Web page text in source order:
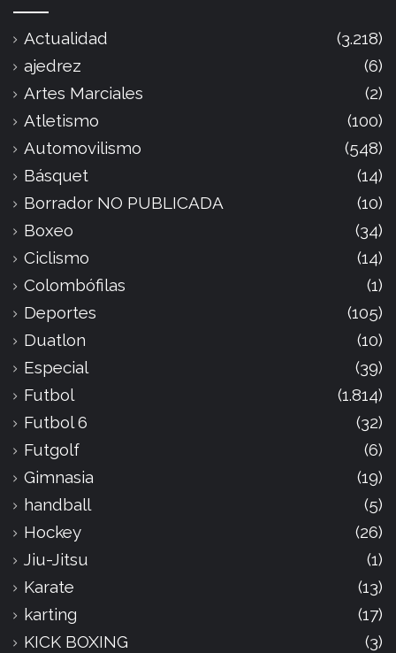
Actualidad
(3.218)
ajedrez
(6)
Artes Marciales
(2)
Atletismo
(100)
Automovilismo
(548)
Básquet
(14)
Borrador NO PUBLICADA
(10)
Boxeo
(34)
Ciclismo
(14)
Colombófilas
(1)
Deportes
(105)
Duatlon
(10)
Especial
(39)
Futbol
(1.814)
Futbol 6
(32)
Futgolf
(6)
Gimnasia
(19)
handball
(5)
Hockey
(26)
Jiu-Jitsu
(1)
Karate
(13)
karting
(17)
KICK BOXING
(3)